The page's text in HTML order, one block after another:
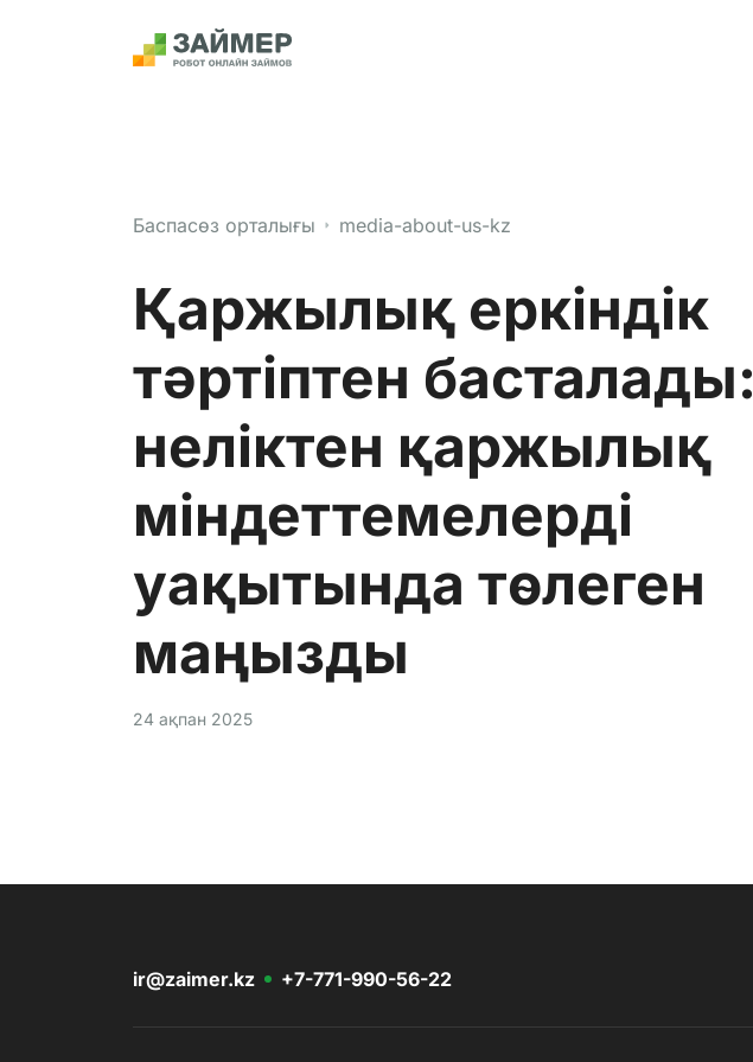
Баспасөз орталығы media-about-us-kz
Қаржылық еркіндік
тәртіптен басталады:
неліктен қаржылық
міндеттемелерді
уақытында төлеген
маңызды
24 ақпан 2025
ir@zaimer.kz +7-771-990-56-22